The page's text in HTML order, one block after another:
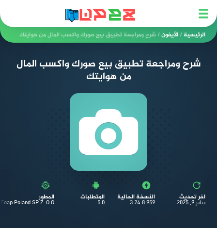
الرئيسية /الآيفون/شرح ومراجعة تطبيق بيع صورك واكسب المال من هوايتك
شرح ومراجعة تطبيق بيع صورك واكسب المال
من هوايتك
اخر تحديث
يناير 9, 2025
النسخة الحالية
3.24.8.959
المتطلبات
5.0
المطور
Foap Poland SP Z. O O.